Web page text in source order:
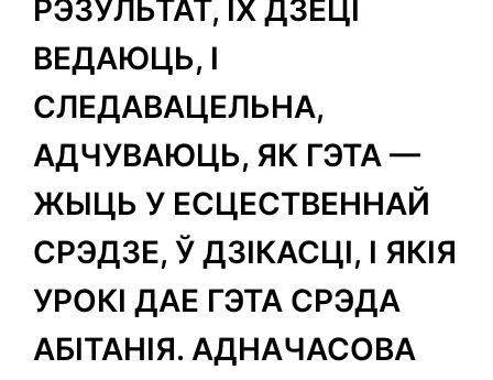
РЭЗУЛЬТАТ, ІХ ДЗЕЦІ
ВЕДАЮЦЬ, І
СЛЕДАВАЦЕЛЬНА,
АДЧУВАЮЦЬ, ЯК ГЭТА —
ЖЫЦЬ У ЕСЦЕСТВЕННАЙ
СРЭДЗЕ, Ў ДЗІКАСЦІ, І ЯКІЯ
УРОКІ ДАЕ ГЭТА СРЭДА
АБІТАНІЯ. АДНАЧАСОВА